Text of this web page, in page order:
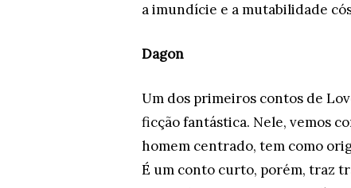
a imundície e a mutabilidade
Dagon
Um dos primeiros contos de
ficção fantástica. Nele, vemos
homem centrado, tem como
É um conto curto, porém, traz